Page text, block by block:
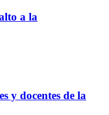
a la
y docentes de la